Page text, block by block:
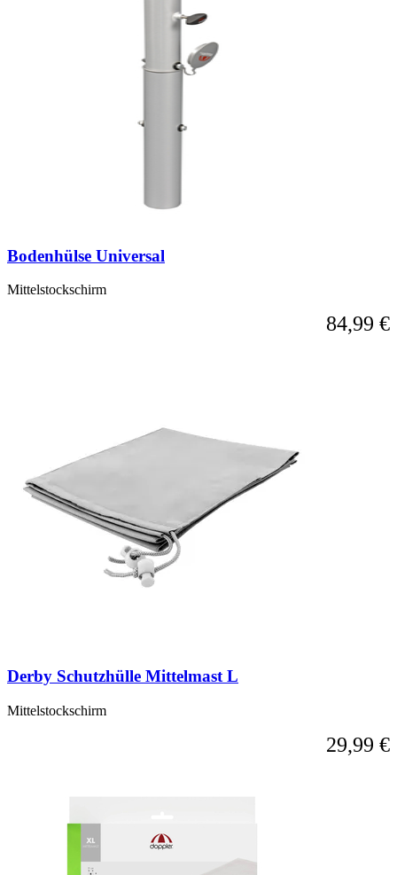
Bodenhülse Universal
Mittelstockschirm
84,99 €
Derby Schutzhülle Mittelmast L
Mittelstockschirm
29,99 €